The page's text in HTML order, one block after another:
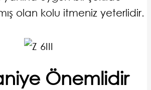
olan kolu itmeniz yeterlidir.
Önemlidir